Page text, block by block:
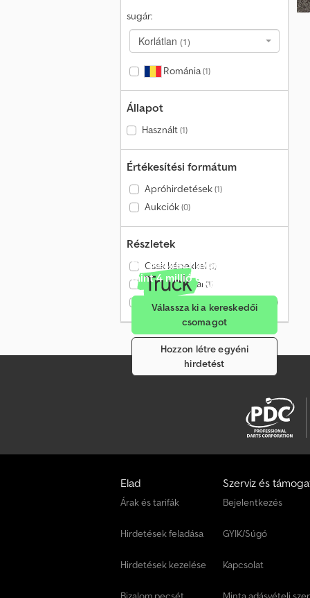
sugár:
Korlátlan (1)
Románia(1)
Állapot
Használt(1)
Értékesítési formátum
Apróhirdetések(1)
Aukciók(0)
Részletek
Csak képekkel (1)
Csak videóval (1)
Csak ellenőrzött kereskedők (0)
Értékesítés havonta több
mint 4 millió érdeklődőnek
Válassza ki a kereskedői
csomagot
Hozzon létre egyéni
hirdetést
Elad
Árak és tarifák
Hirdetések feladása
Hirdetések kezelése
Szerviz és
Bejelentkezés
GYIK/Súgó
Kapcsolat